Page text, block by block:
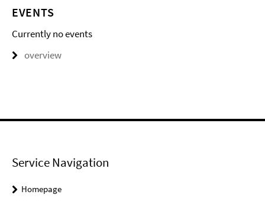
EVENTS
Currently no events
overview
Service Navigation
Homepage